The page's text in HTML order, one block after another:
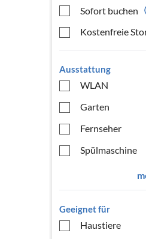
Sofort buchen
Kostenfreie
Ausstattung
WLAN
Garten
Fernseher
Spülmaschine
Geeignet für
Haustiere